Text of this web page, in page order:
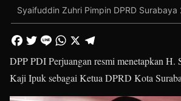
Syaifuddin Zuhri Pimpin DPRD Surabaya
DPP PDI Perjuangan resmi menetapkan H.
Kaji Ipuk sebagai Ketua DPRD Kota